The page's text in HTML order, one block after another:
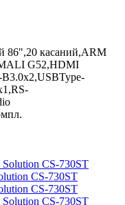
86",20 касаний,ARM
G52,HDMI